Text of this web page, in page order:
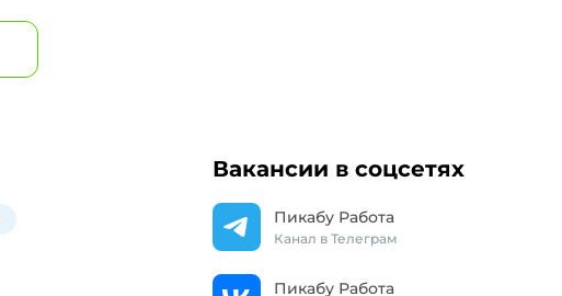
Вакансии в соцсетях
Пикабу Работа
Канал в Телеграм
Пикабу Работа